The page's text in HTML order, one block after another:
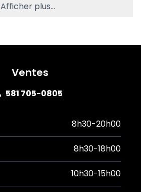
Afficher plus...
Ventes
581 705-0805
8h30-20h00
8h30-18h00
10h30-15h00